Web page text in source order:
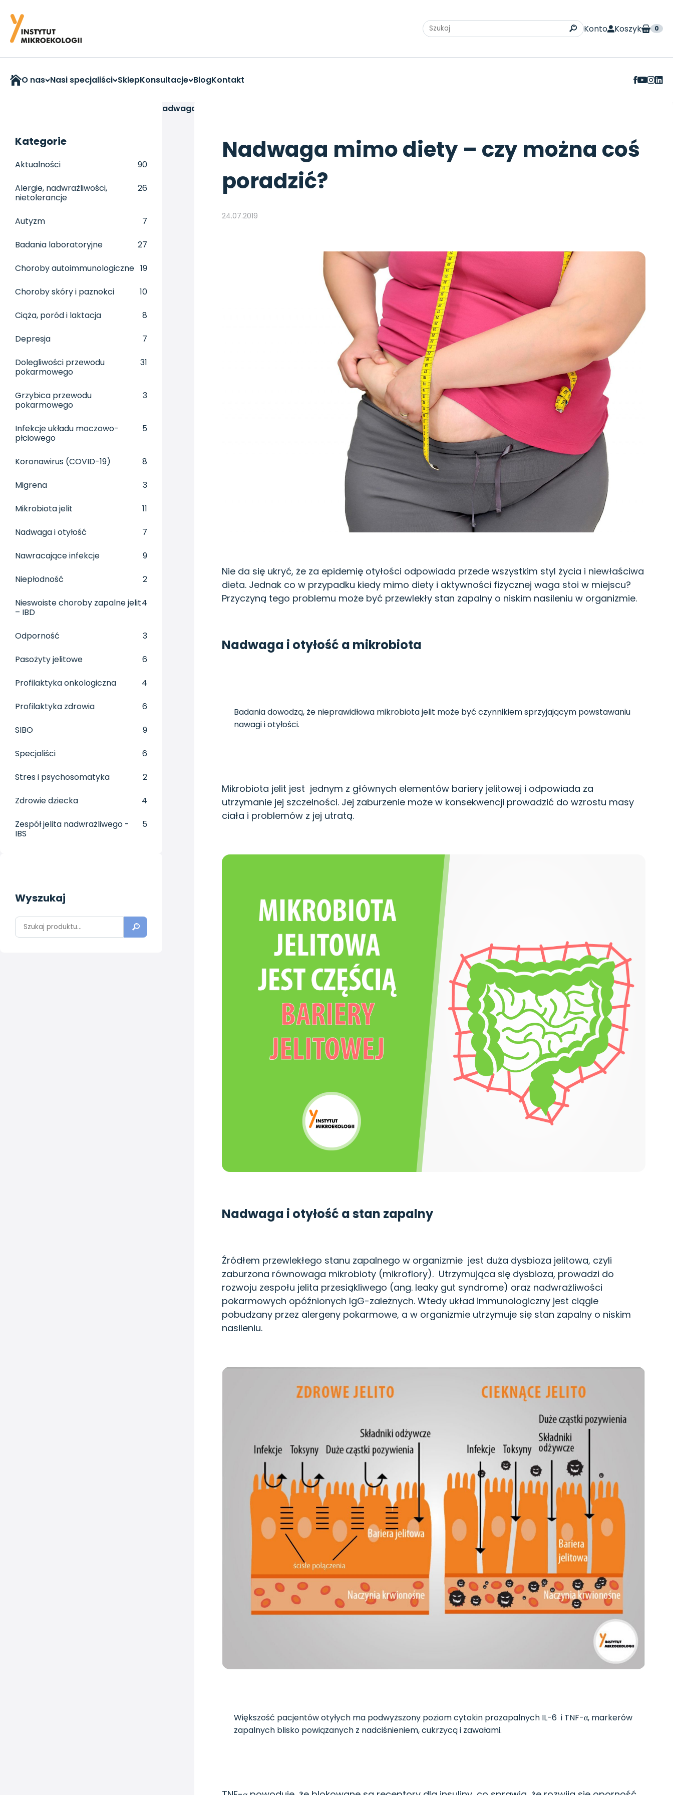
Konto Koszyk 0
O nas Nasi specjaliści SklepKonsultacje BlogKontakt
Nadwaga mimo diety – czy można coś poradzić?
Kategorie
Aktualności 90
Alergie, nadwrażliwości,
nietolerancje
26
Autyzm 7
Badania laboratoryjne 27
Choroby autoimmunologiczne 19
Choroby skóry i paznokci 10
Ciąża, poród i laktacja 8
Depresja 7
Dolegliwości przewodu
pokarmowego
31
Grzybica przewodu
pokarmowego
3
Infekcje układu moczowo-
płciowego
5
Koronawirus (COVID-19) 8
Migrena 3
Mikrobiota jelit 11
Nadwaga i otyłość 7
Nawracające infekcje 9
Niepłodność 2
Nieswoiste choroby zapalne jelit
– IBD
4
Odporność 3
Pasożyty jelitowe 6
Profilaktyka onkologiczna 4
Profilaktyka zdrowia 6
SIBO 9
Specjaliści 6
Stres i psychosomatyka 2
Zdrowie dziecka 4
Zespół jelita nadwrażliwego -
IBS
5
Wyszukaj
Nadwaga mimo diety – czy można coś
poradzić?
24.07.2019
Nie da się ukryć, że za epidemię otyłości odpowiada przede wszystkim styl życia i niewłaściwa
dieta. Jednak co w przypadku kiedy mimo diety i aktywności fizycznej waga stoi w miejscu?
Przyczyną tego problemu może być przewlekły stan zapalny o niskim nasileniu w organizmie.
Nadwaga i otyłość a mikrobiota
Badania dowodzą, że nieprawidłowa mikrobiota jelit może być czynnikiem sprzyjającym powstawaniu
nawagi i otyłości.
Mikrobiota jelit jest jednym z głównych elementów bariery jelitowej i odpowiada za
utrzymanie jej szczelności. Jej zaburzenie może w konsekwencji prowadzić do wzrostu masy
ciała i problemów z jej utratą.
Nadwaga i otyłość a stan zapalny
Źródłem przewlekłego stanu zapalnego w organizmie jest duża dysbioza jelitowa, czyli
zaburzona równowaga mikrobioty (mikroflory). Utrzymująca się dysbioza, prowadzi do
rozwoju zespołu jelita przesiąkliwego (ang. leaky gut syndrome) oraz nadwrażliwości
pokarmowych opóźnionych IgG-zależnych. Wtedy układ immunologiczny jest ciągle
pobudzany przez alergeny pokarmowe, a w organizmie utrzymuje się stan zapalny o niskim
nasileniu.
Większość pacjentów otyłych ma podwyższony poziom cytokin prozapalnych IL-6 i TNF-α, markerów
zapalnych blisko powiązanych z nadciśnieniem, cukrzycą i zawałami.